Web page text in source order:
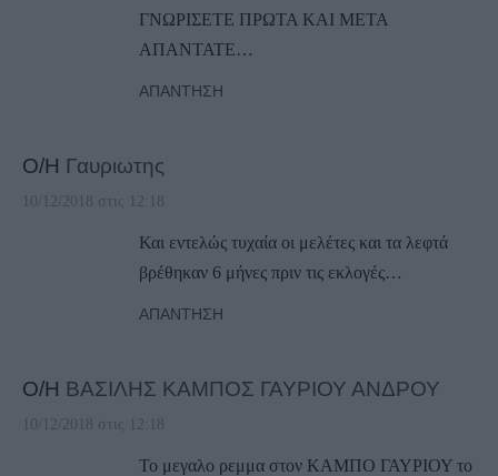
ΓΝΩΡΙΣΕΤΕ ΠΡΩΤΑ ΚΑΙ ΜΕΤΑ
ΑΠΑΝΤΑΤΕ…
ΑΠΆΝΤΗΣΗ
Ο/Η Γαυριωτης
10/12/2018 στις 12:18
Και εντελώς τυχαία οι μελέτες και τα λεφτά
βρέθηκαν 6 μήνες πριν τις εκλογές…
ΑΠΆΝΤΗΣΗ
Ο/Η ΒΑΣΙΛΗΣ ΚΑΜΠΟΣ ΓΑΥΡΙΟΥ ΑΝΔΡΟΥ
10/12/2018 στις 12:18
Το μεγαλο ρεμμα στον ΚΑΜΠΟ ΓΑΥΡΙΟΥ το